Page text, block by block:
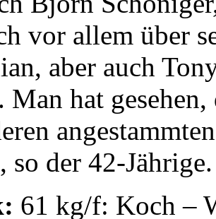
vor allem über
aber auch
hat
so der 42-Jährige.
61 kg/f: Koch –